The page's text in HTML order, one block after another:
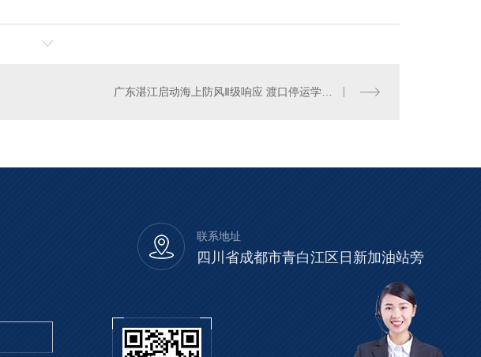
广东湛江启动海上防风Ⅱ级响应 渡口停运学校停课
联系地址
四川省成都市青白江区日新加油站旁